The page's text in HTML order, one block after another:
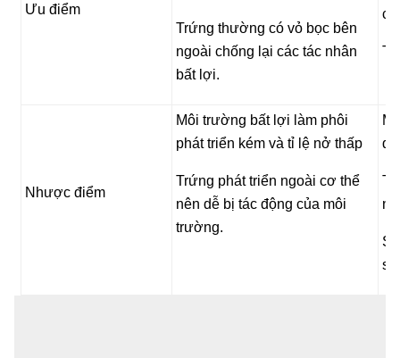
Ưu điểm
Trứng thường có vỏ bọc bên
ngoài chống lại các tác nhân
bất lợi.
Tỉ
Nhược điểm
Môi trường bất lợi làm phôi
phát triển kém và tỉ lệ nở thấp
Trứng phát triển ngoài cơ thể
nên dễ bị tác động của môi
trường.